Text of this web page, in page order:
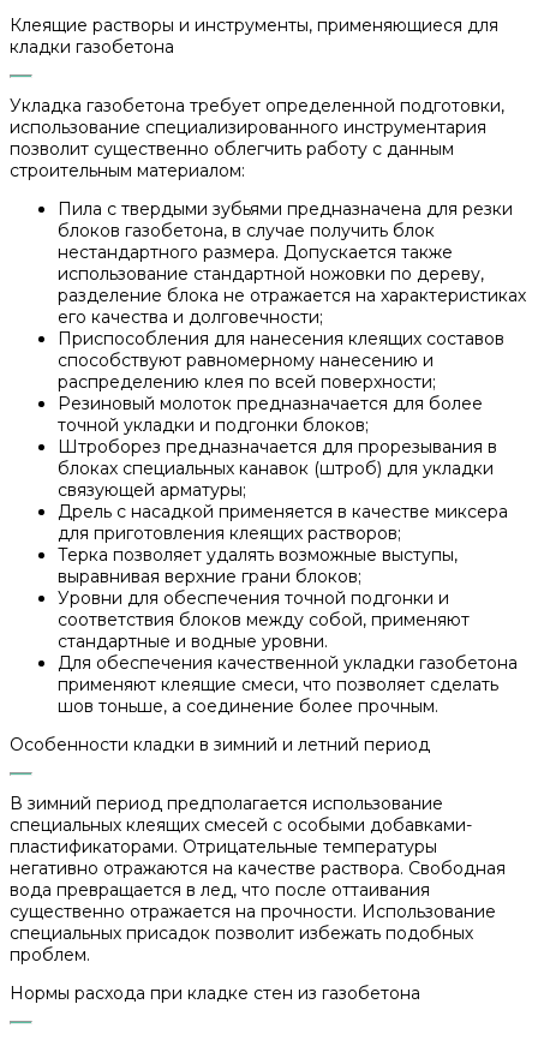
Клеящие растворы и инструменты, применяющиеся для
кладки газобетона
Укладка газобетона требует определенной подготовки,
использование специализированного инструментария
позволит существенно облегчить работу с данным
строительным материалом:
Пила с твердыми зубьями предназначена для резки
блоков газобетона, в случае получить блок
нестандартного размера. Допускается также
использование стандартной ножовки по дереву,
разделение блока не отражается на характеристиках
его качества и долговечности;
Приспособления для нанесения клеящих составов
способствуют равномерному нанесению и
распределению клея по всей поверхности;
Резиновый молоток предназначается для более
точной укладки и подгонки блоков;
Штроборез предназначается для прорезывания в
блоках специальных канавок (штроб) для укладки
связующей арматуры;
Дрель с насадкой применяется в качестве миксера
для приготовления клеящих растворов;
Терка позволяет удалять возможные выступы,
выравнивая верхние грани блоков;
Уровни для обеспечения точной подгонки и
соответствия блоков между собой, применяют
стандартные и водные уровни.
Для обеспечения качественной укладки газобетона
применяют клеящие смеси, что позволяет сделать
шов тоньше, а соединение более прочным.
Особенности кладки в зимний и летний период
В зимний период предполагается использование
специальных клеящих смесей с особыми добавками-
пластификаторами. Отрицательные температуры
негативно отражаются на качестве раствора. Свободная
вода превращается в лед, что после оттаивания
существенно отражается на прочности. Использование
специальных присадок позволит избежать подобных
проблем.
Нормы расхода при кладке стен из газобетона